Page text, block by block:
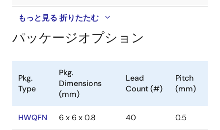
もっと見る 折りたたむ
パッケージオプション
Pkg.
Type
Pkg.
Dimensions
(mm)
Lead
Count (#)
Pitch
(mm)
HWQFN 6 x 6 x 0.8 40 0.5